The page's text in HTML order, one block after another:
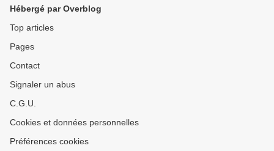
Hébergé par Overblog
Top articles
Pages
Contact
Signaler un abus
C.G.U.
Cookies et données personnelles
Préférences cookies